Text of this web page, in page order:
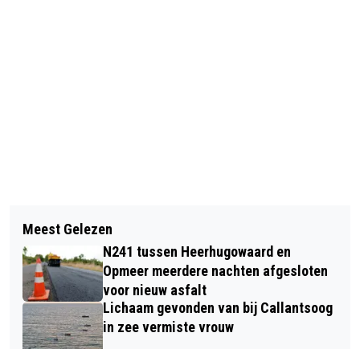
HANDGRANAAT GEVONDEN IN
WEILAND CASTRICUM, EOD BRENGT
EXPLOSIEF TOT ONTPLOFFING
AZ BUIGT IN CONFERENCE LEAGUE
VOOR CRYSTAL PALACE: 1-3
Meest Gelezen
N241 tussen Heerhugowaard en
Opmeer meerdere nachten afgesloten
voor nieuw asfalt
Lichaam gevonden van bij Callantsoog
in zee vermiste vrouw